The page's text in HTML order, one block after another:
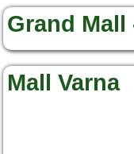
Grand
Mall Varna